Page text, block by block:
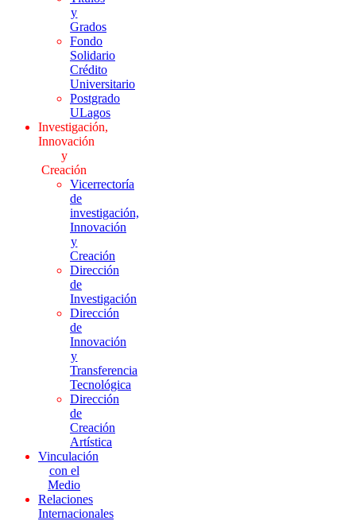
y
Grados
Fondo
Solidario
Crédito
Universitario
Postgrado
ULagos
Investigación,
Innovación
y
Creación
Vicerrectoría
de
investigación,
Innovación
y
Creación
Dirección
de
Investigación
Dirección
de
Innovación
y
Transferencia
Tecnológica
Dirección
de
Creación
Artística
Vinculación
con el
Medio
Relaciones
Internacionales